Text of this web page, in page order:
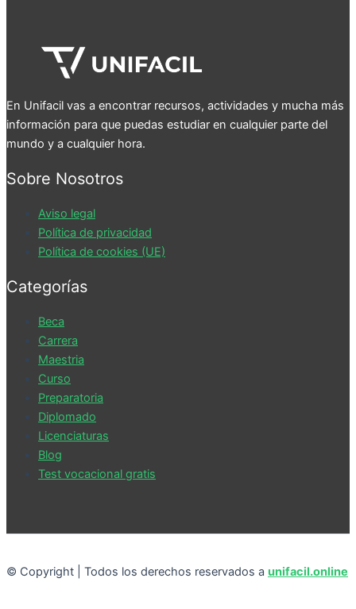
En Unifacil vas a encontrar recursos, actividades y mucha más
información para que puedas estudiar en cualquier parte del
mundo y a cualquier hora.
Sobre Nosotros
Aviso legal
Política de privacidad
Política de cookies (UE)
Categorías
Beca
Carrera
Maestria
Curso
Preparatoria
Diplomado
Licenciaturas
Blog
Test vocacional gratis
© Copyright | Todos los derechos reservados a unifacil.online